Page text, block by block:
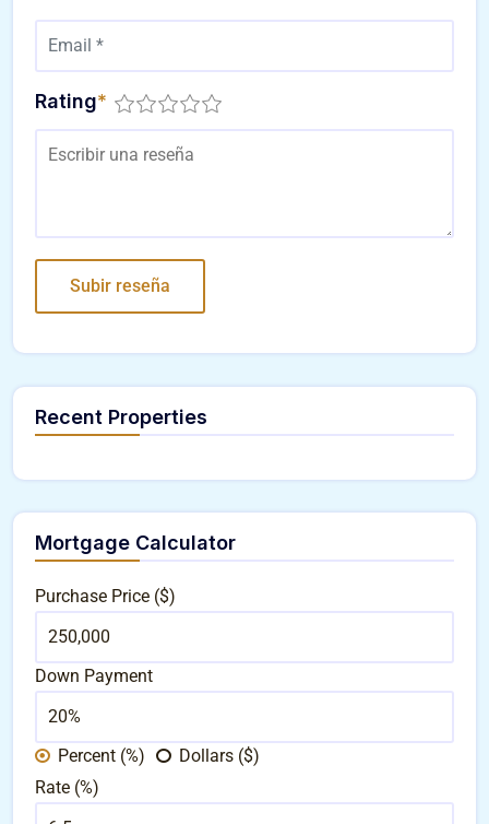
Rating*
Recent Properties
Mortgage Calculator
Purchase Price ($)
Down Payment
Percent (%)
Dollars ($)
Rate (%)